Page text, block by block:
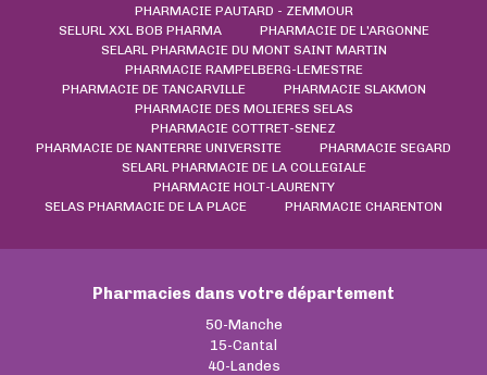
PHARMACIE PAUTARD - ZEMMOUR
SELURL XXL BOB PHARMA
PHARMACIE DE L'ARGONNE
SELARL PHARMACIE DU MONT SAINT MARTIN
PHARMACIE RAMPELBERG-LEMESTRE
PHARMACIE DE TANCARVILLE
PHARMACIE SLAKMON
PHARMACIE DES MOLIERES SELAS
PHARMACIE COTTRET-SENEZ
PHARMACIE DE NANTERRE UNIVERSITE
PHARMACIE SEGARD
SELARL PHARMACIE DE LA COLLEGIALE
PHARMACIE HOLT-LAURENTY
SELAS PHARMACIE DE LA PLACE
PHARMACIE CHARENTON
Pharmacies dans votre département
50-Manche
15-Cantal
40-Landes